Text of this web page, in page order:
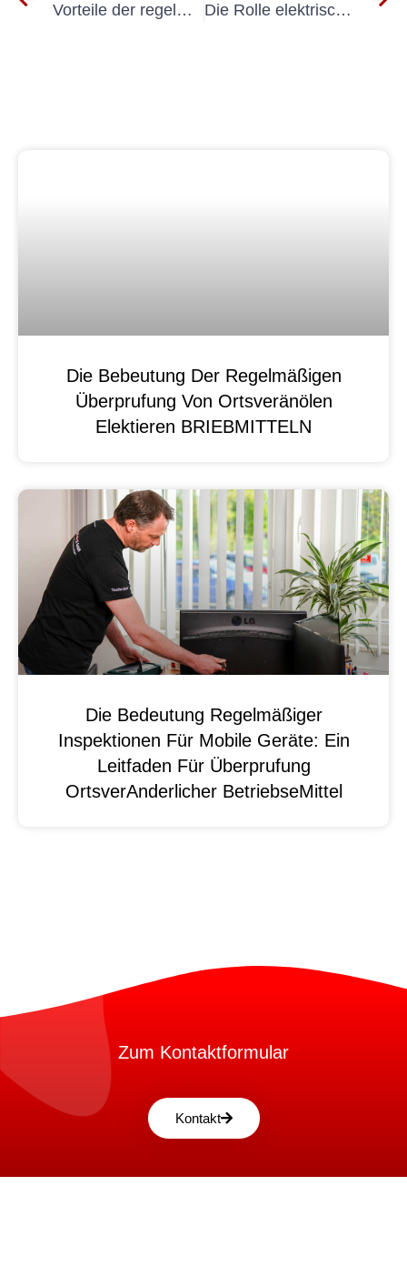
Vorteile der regelmäßigen elektrischen Prüfung VDE für elektrische Anlagen Die Rolle elektrischer Prüfungen bei der Verhinderung von Unfällen mit tragbaren Geräten
Die Bebeutung Der Regelmäßigen
Überprufung Von Ortsveränölen
Elektieren BRIEBMITTELN
Die Bedeutung Regelmäßiger
Inspektionen Für Mobile Geräte: Ein
Leitfaden Für Überprufung
OrtsverAnderlicher BetriebseMittel
Zum Kontaktformular
Kontakt